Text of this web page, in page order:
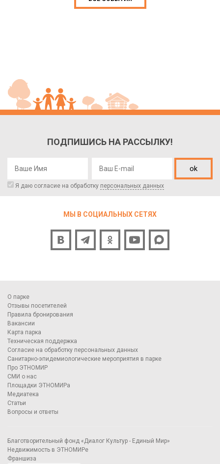
ПОДПИШИСЬ НА РАССЫЛКУ!
ok
Я даю согласие на обработку персональных данных
МЫ В СОЦИАЛЬНЫХ СЕТЯХ
О парке
Отзывы посетителей
Правила бронирования
Вакансии
Карта парка
Техническая поддержка
Согласие на обработку персональных данных
Санитарно-эпидемиологические мероприятия в парке
Про ЭТНОМИР
СМИ о нас
Площадки ЭТНОМИРа
Медиатека
Статьи
Вопросы и ответы
Благотворительный фонд «Диалог Культур - Единый Мир»
Недвижимость в ЭТНОМИРе
Франшиза